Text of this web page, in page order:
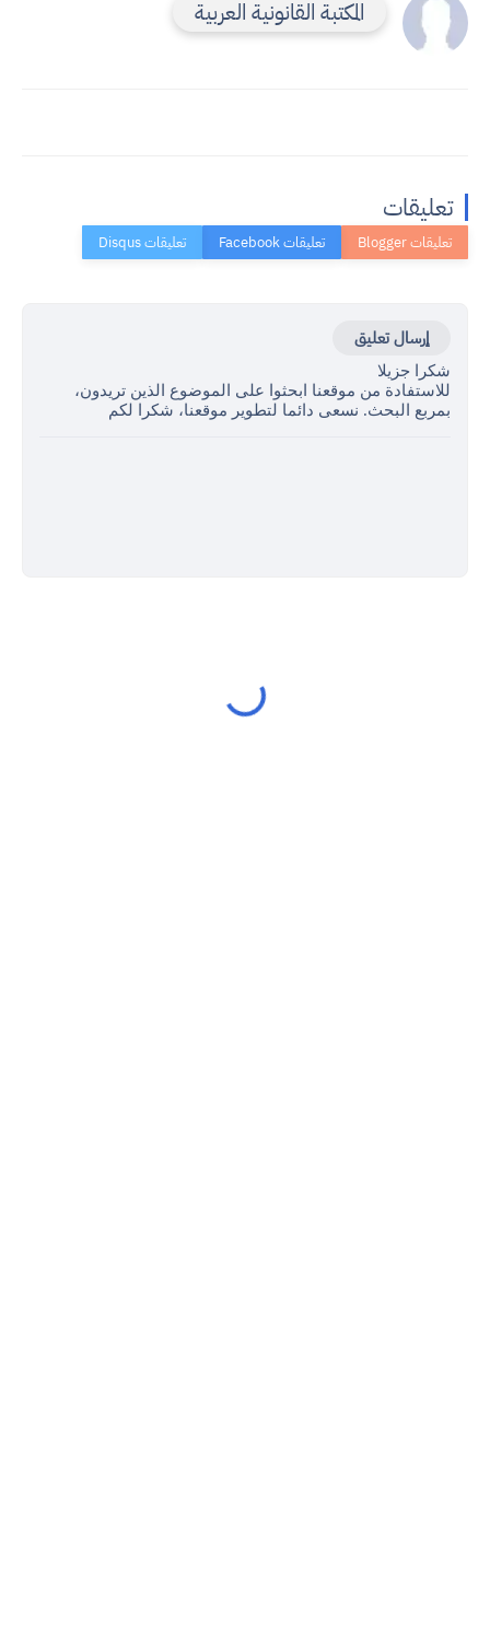
المكتبة القانونية العربية
تعليقات
إرسال تعليق
شكرا جزيلا
للاستفادة من موقعنا ابحثوا على الموضوع الذين تريدون،
بمربع البحث. نسعى دائما لتطوير موقعنا، شكرا لكم